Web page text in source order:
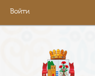
Войти
АДМИНИСТРАЦИЯ